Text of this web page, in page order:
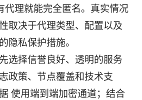
代理就能完全匿名。真实情况
取决于代理类型、配置以及
隐私保护措施。
选择信誉良好、透明的服务
政策、节点覆盖和技术支
使用端到端加密通道；结合